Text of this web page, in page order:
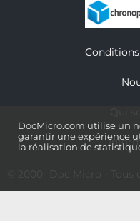
DocMicro.com utilise un
garantir une expérience
la réalisation de
-